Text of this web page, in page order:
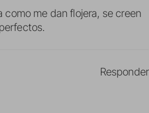
me dan flojera, se creen
Responder